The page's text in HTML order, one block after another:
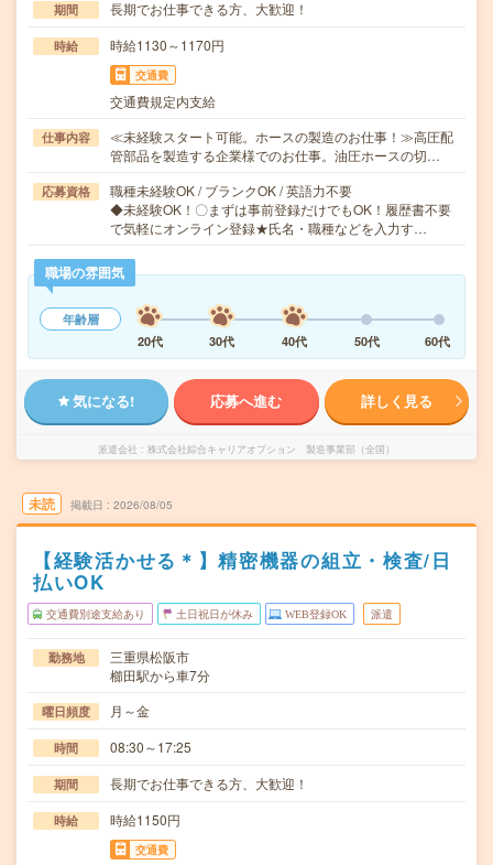
期間 長期でお仕事できる方、大歓迎！
時給 時給1130～1170円
交通費
交通費規定内支給
仕事内容
≪未経験スタート可能。ホースの製造のお仕事！≫高圧配
管部品を製造する企業様でのお仕事。油圧ホースの切…
応募資格
職種未経験OK / ブランクOK / 英語力不要
◆未経験OK！〇まずは事前登録だけでもOK！履歴書不要
で気軽にオンライン登録★氏名・職種などを入力す…
職場の雰囲気
年齢層
20代
30代 40代 50代 60代
気になる! 応募へ進む 詳しく見る
派遣会社 株式会社綜合キャリアオプション 製造事業部（全国）
未読 掲載日 2026/08/05
【経験活かせる＊】精密機器の組立・検査/日
払いOK
交通費別途支給あり 土日祝日が休み WEB登録OK 派遣
勤務地
三重県松阪市
櫛田駅から車7分
曜日頻度 月～金
時間 08:30～17:25
期間 長期でお仕事できる方、大歓迎！
時給 時給1150円
交通費